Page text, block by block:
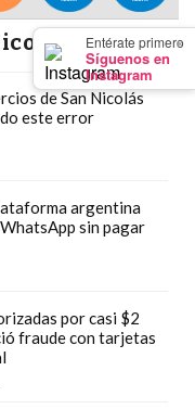
×
Entérate primero
Síguenos en
Instagram
de San Nicolás
este error
argentina
sin pagar
por casi $2
fraude con tarjetas